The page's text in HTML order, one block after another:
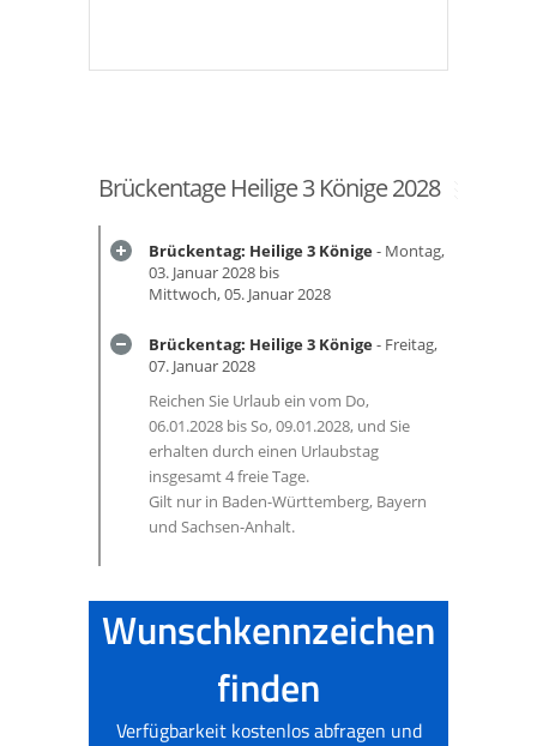
Brückentage Heilige 3 Könige 2028
Brückentag: Heilige 3 Könige- Montag,
03. Januar 2028 bis
Mittwoch, 05. Januar 2028
Brückentag: Heilige 3 Könige- Freitag,
07. Januar 2028
Reichen Sie Urlaub ein vom Do,
06.01.2028 bis So, 09.01.2028, und Sie
erhalten durch einen Urlaubstag
insgesamt 4 freie Tage.
Gilt nur in Baden-Württemberg, Bayern
und Sachsen-Anhalt.